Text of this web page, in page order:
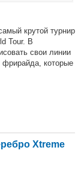
крутой турнир
Tour. В
свои линии
которые
Xtreme